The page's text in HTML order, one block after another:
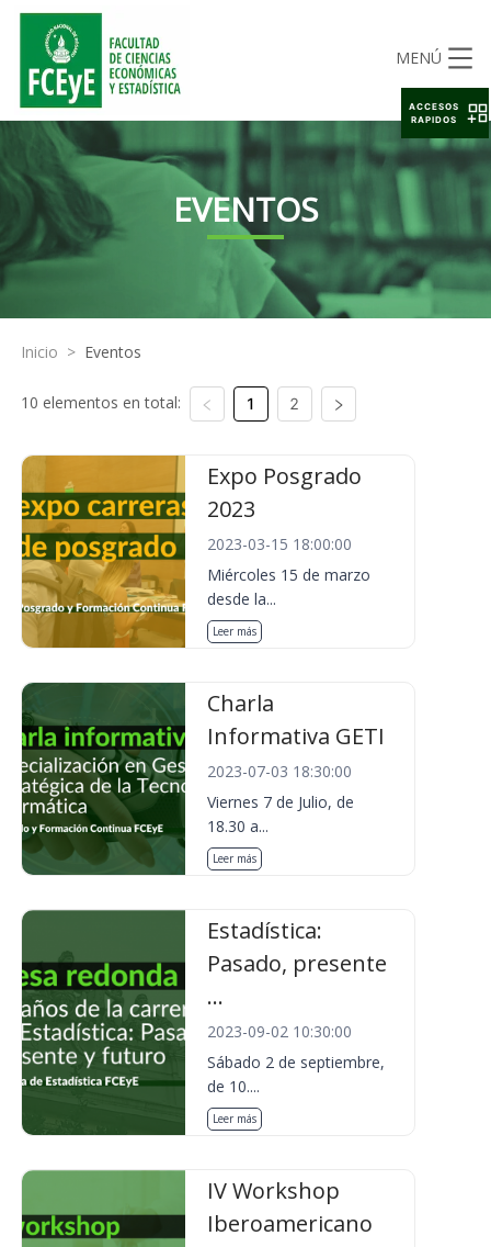
MENÚ
EVENTOS
Inicio > Eventos
10 elementos en total: 1 2
Expo Posgrado
2023
2023-03-15 18:00:00
Miércoles 15 de marzo
desde la...
Leer más
Charla
Informativa GETI
2023-07-03 18:30:00
Viernes 7 de Julio, de
18.30 a...
Leer más
Estadística:
Pasado, presente
...
2023-09-02 10:30:00
Sábado 2 de septiembre,
de 10....
Leer más
IV Workshop
Iberoamericano
ACCESOS
RAPIDOS